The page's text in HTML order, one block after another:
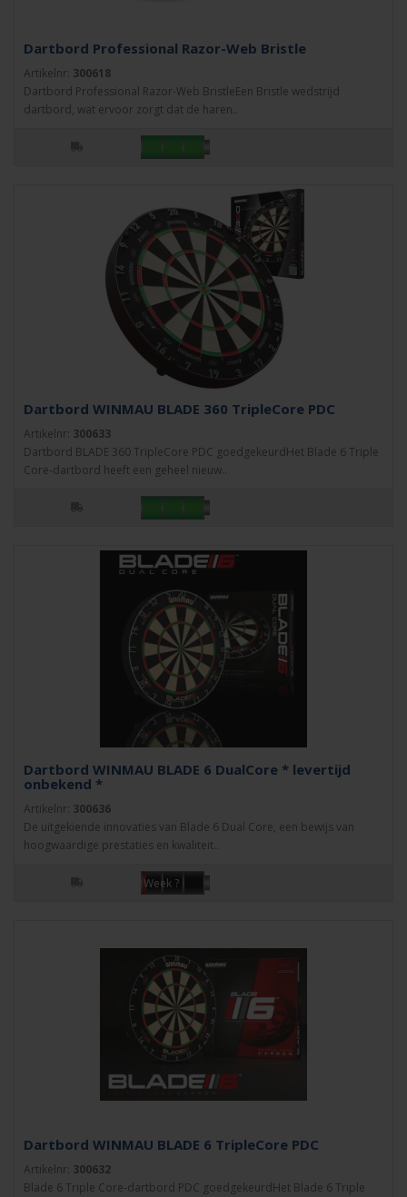
Dartbord Professional Razor-Web Bristle
Artikelnr: 300618
Dartbord Professional Razor-Web BristleEen Bristle wedstrijd
dartbord, wat ervoor zorgt dat de haren..
Dartbord WINMAU BLADE 360 TripleCore PDC
Artikelnr: 300633
Dartbord BLADE 360 TripleCore PDC goedgekeurdHet Blade 6 Triple
Core-dartbord heeft een geheel nieuw..
Dartbord WINMAU BLADE 6 DualCore * levertijd
onbekend *
Artikelnr: 300636
De uitgekiende innovaties van Blade 6 Dual Core, een bewijs van
hoogwaardige prestaties en kwaliteit..
Week ?
Dartbord WINMAU BLADE 6 TripleCore PDC
Artikelnr: 300632
Blade 6 Triple Core-dartbord PDC goedgekeurdHet Blade 6 Triple